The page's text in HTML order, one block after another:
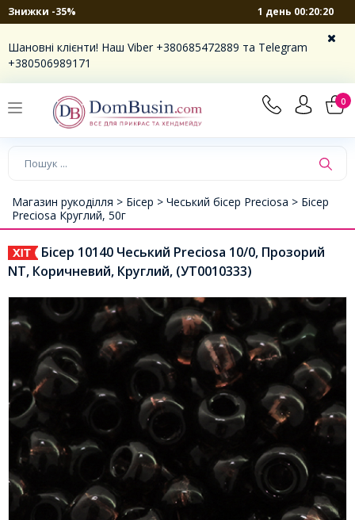
Знижки -35% 1 день 00:20:19
Шановні клієнти! Наш Viber +380685472889 та Telegram
+380506989171
0
Магазин рукоділля > Бісер > Чеський бісер Preciosa > Бісер
Preciosa Круглий, 50г
Бісер 10140 Чеський Preciosa 10/0, Прозорий
NT, Коричневий, Круглий, (УТ0010333)